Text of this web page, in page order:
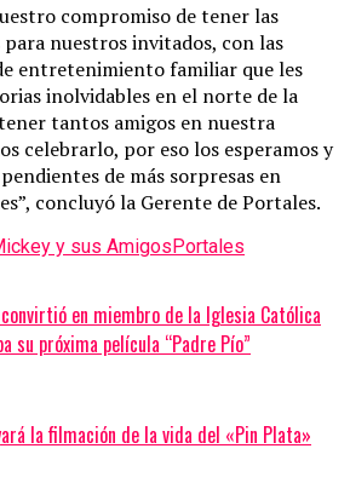
compromiso de tener las
nuestros invitados, con las
entretenimiento familiar que les
inolvidables en el norte de la
tantos amigos en nuestra
celebrarlo, por eso los esperamos y
de más sorpresas en
concluyó la Gerente de Portales.
y sus AmigosPortales
en miembro de la Iglesia Católica
su próxima película “Padre Pío”
la filmación de la vida del «Pin Plata»